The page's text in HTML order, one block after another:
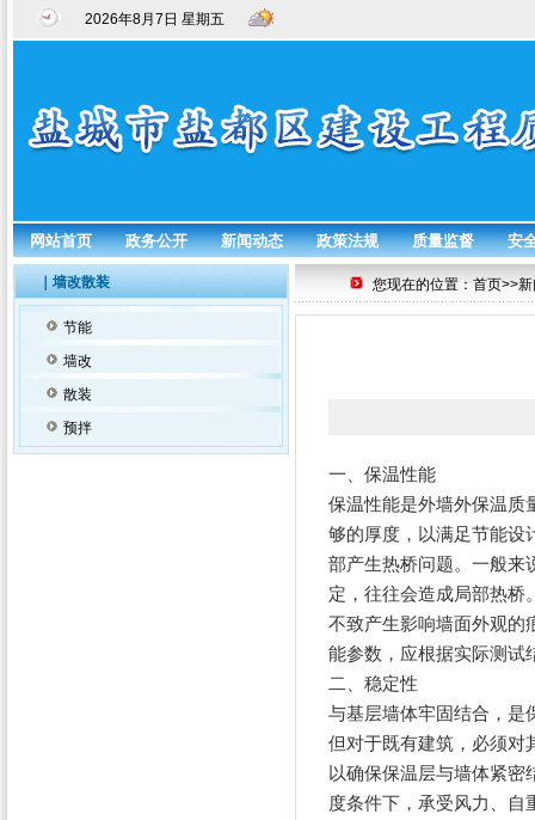
2026年8月7日 星期五
网站首页 政务公开 新闻动态 政策法规 质量监督 安
｜墙改散装
节能
墙改
散装
预拌
您现在的位置：首页>>
一、保温性能
保温性能是外墙外保温质
够的厚度，以满足节能设
部产生热桥问题。一般来
定，往往会造成局部热桥
不致产生影响墙面外观的
能参数，应根据实际测试
二、稳定性
与基层墙体牢固结合，是
但对于既有建筑，必须对
以确保保温层与墙体紧
度条件下，承受风力、